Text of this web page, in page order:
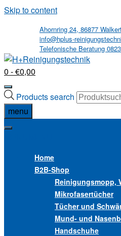
Skip to content
Ahornring 24, 86877
info@hplus-
Telefonische Beratung
0 - €0,00
Products search
menu
Home
B2B-Shop
Reinigungsmopp,
Mikrofasertücher
Tücher und
Mund- und
Handschuhe